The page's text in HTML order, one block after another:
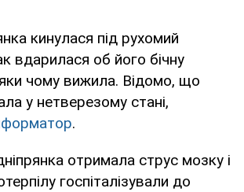
кинулася під рухомий
вдарилася об його бічну
чому вижила. Відомо, що
у нетверезому стані,
.
отримала струс мозку і
госпіталізували до